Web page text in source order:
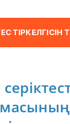
ТІРКЕЛГІСІН